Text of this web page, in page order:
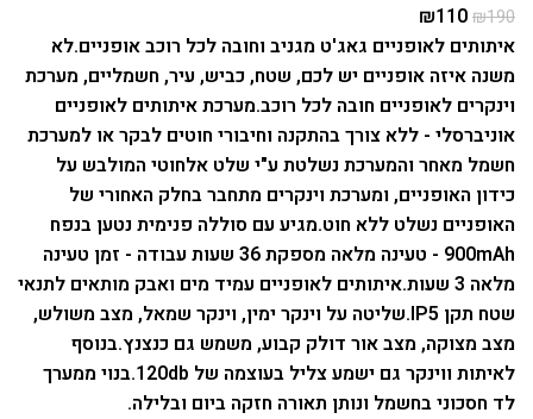
₪190
₪110
איתותים לאופניים גאג'ט מגניב וחובה לכל רוכב אופניים.לא
משנה איזה אופניים יש לכם, שטח, כביש, עיר, חשמליים, מערכת
וינקרים לאופניים חובה לכל רוכב.מערכת איתותים לאופניים
אוניברסלי - ללא צורך בהתקנה וחיבורי חוטים לבקר או למערכת
חשמל מאחר והמערכת נשלטת ע"י שלט אלחוטי המולבש על
כידון האופניים, ומערכת וינקרים מתחבר בחלק האחורי של
האופניים נשלט ללא חוט.מגיע עם סוללה פנימית נטען בנפח
900mAh - טעינה מלאה מספקת 36 שעות עבודה - זמן טעינה
מלאה 3 שעות.
איתותים לאופניים עמיד מים ואבק מותאים לתנאי
שטח תקן IP5.
שליטה על וינקר ימין, וינקר שמאל, מצב משולש,
מצב מצוקה, מצב אור דולק קבוע, משמש גם כנצנץ.בנוסף
לאיתות ווינקר גם ישמע צליל בעוצמה של 120db.
בנוי ממערך
לד חסכוני בחשמל ונותן תאורה חזקה ביום ובלילה.